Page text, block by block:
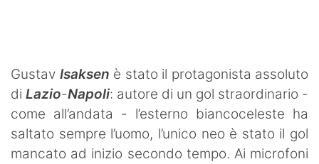
Gustav Isaksen è stato il protagonista assoluto
di Lazio-Napoli: autore di un gol straordinario -
come all’andata - l’esterno biancoceleste ha
saltato sempre l’uomo, l’unico neo è stato il gol
mancato ad inizio secondo tempo. Ai microfoni